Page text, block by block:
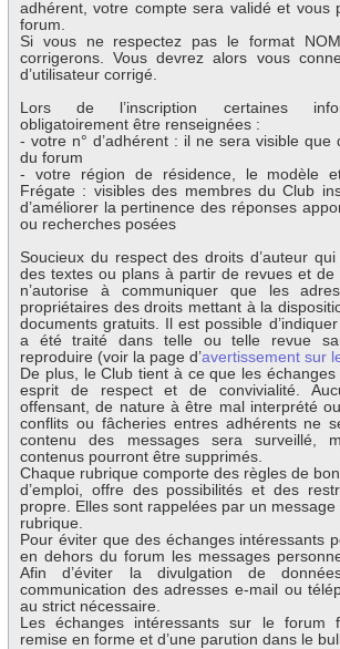
adhérent, votre compte sera validé et vous
forum.
Si vous ne respectez pas le format
corrigerons. Vous devrez alors vous
d’utilisateur corrigé.
Lors de l’inscription certaines
obligatoirement être renseignées :
- votre n° d’adhérent : il ne sera visible que
du forum
- votre région de résidence, le modèle
Frégate : visibles des membres du Club
d’améliorer la pertinence des réponses
ou recherches posées
Soucieux du respect des droits d’auteur
des textes ou plans à partir de revues et de
n’autorise à communiquer que les
propriétaires des droits mettant à la
documents gratuits. Il est possible
a été traité dans telle ou telle revue
reproduire (voir la page d’avertissement sur
De plus, le Club tient à ce que les
esprit de respect et de convivialité.
offensant, de nature à être mal interprété
conflits ou fâcheries entres adhérents ne
contenu des messages sera surveillé,
contenus pourront être supprimés.
Chaque rubrique comporte des règles de
d’emploi, offre des possibilités et des
propre. Elles sont rappelées par un
rubrique.
Pour éviter que des échanges intéressants
en dehors du forum les messages
Afin d’éviter la divulgation de
communication des adresses e-mail ou
au strict nécessaire.
Les échanges intéressants sur le forum
remise en forme et d’une parution dans le